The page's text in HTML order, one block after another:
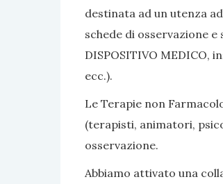
destinata ad un utenza
schede di osservazione
DISPOSITIVO MEDICO,
ecc.).
Le Terapie non
(terapisti, animatori,
osservazione.
Abbiamo attivato una